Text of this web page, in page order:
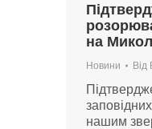
на
Новини Від
нашим